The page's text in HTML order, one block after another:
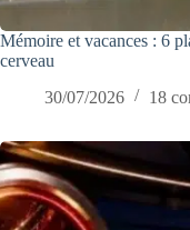
Mémoire et vacances : 6
cerveau
30/07/2026
18